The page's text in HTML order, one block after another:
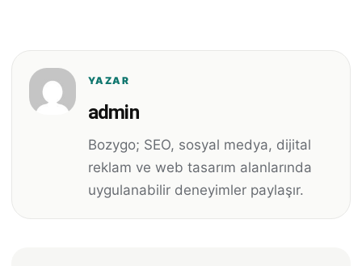
YAZAR
admin
Bozygo; SEO, sosyal medya, dijital
reklam ve web tasarım alanlarında
uygulanabilir deneyimler paylaşır.